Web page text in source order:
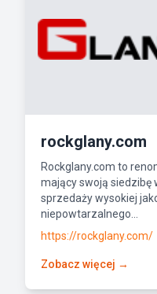
rockglany.com
Rockglany.com to
mający swoją siedzibę
sprzedaży wysokiej
niepowtarzalnego...
https://rockglany.com/
Zobacz więcej →